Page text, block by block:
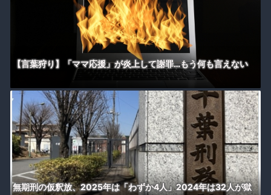
【言葉狩り】「ママ応援」が炎上して謝罪…もう何も言えない
無期刑の仮釈放、2025年は「わずか4人」2024年は32人が獄